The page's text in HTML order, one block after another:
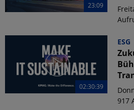
23:09
02:30:39
ESG
917